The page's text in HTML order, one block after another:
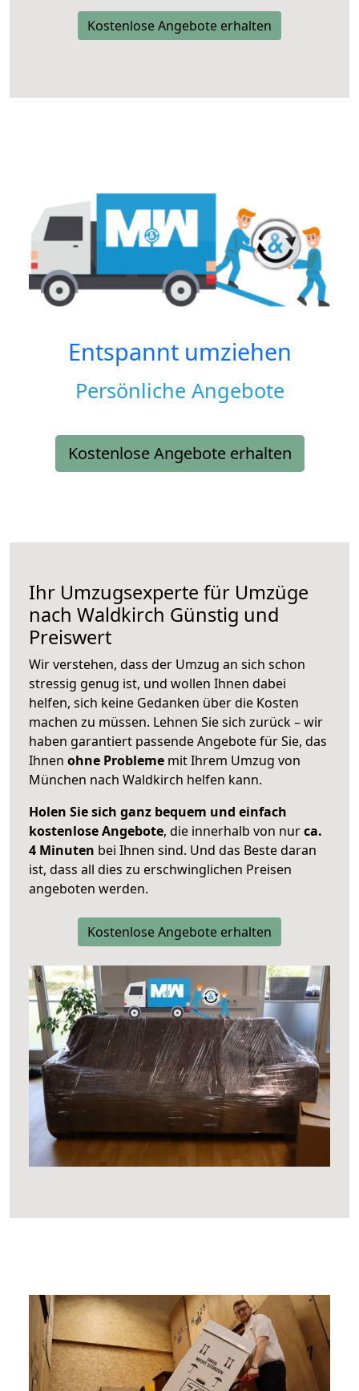
Kostenlose Angebote erhalten
Entspannt umziehen
Persönliche Angebote
Kostenlose Angebote erhalten
Ihr Umzugsexperte für Umzüge
nach Waldkirch Günstig und
Preiswert
Wir verstehen, dass der Umzug an sich schon
stressig genug ist, und wollen Ihnen dabei
helfen, sich keine Gedanken über die Kosten
machen zu müssen. Lehnen Sie sich zurück – wir
haben garantiert passende Angebote für Sie, das
Ihnen ohne Probleme mit Ihrem Umzug von
München nach Waldkirch helfen kann.
Holen Sie sich ganz bequem und einfach
kostenlose Angebote, die innerhalb von nurca.
4 Minuten bei Ihnen sind. Und das Beste daran
ist, dass all dies zu erschwinglichen Preisen
angeboten werden.
Kostenlose Angebote erhalten